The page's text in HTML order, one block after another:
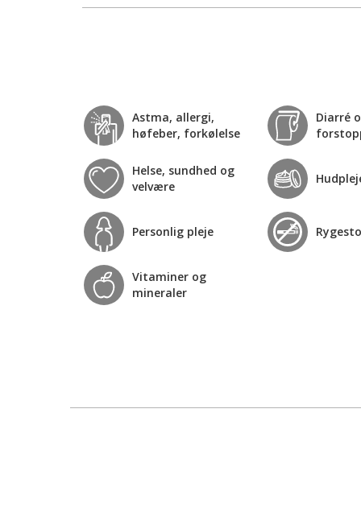
Astma, allergi,
høfeber, forkølelse
Diarré
Helse, sundhed og
velvære
Personlig pleje
Vitaminer og
mineraler